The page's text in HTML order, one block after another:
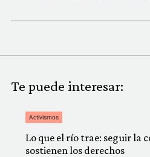
Te puede interesar:
Activismos
Lo que el río trae: seguir la
sostienen los derechos